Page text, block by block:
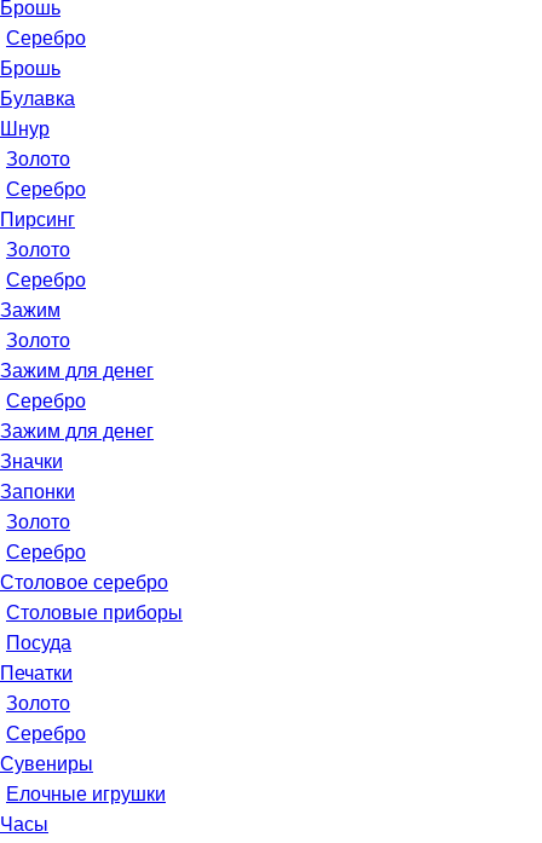
Брошь
Серебро
Брошь
Булавка
Шнур
Золото
Серебро
Пирсинг
Золото
Серебро
Зажим
Золото
Зажим для денег
Серебро
Зажим для денег
Значки
Запонки
Золото
Серебро
Столовое серебро
Столовые приборы
Посуда
Печатки
Золото
Серебро
Сувениры
Елочные игрушки
Часы